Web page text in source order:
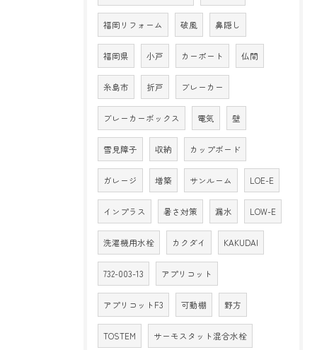
福岡リフォーム 破風 鼻隠し
福岡県 小戸 カーポート 仏間
糸島市 折戸 ブレーカー
ブレーカーボックス 電気 壁
雪見障子 収納 カップボード
ガレージ 増築 サンルーム LOE-E
インプラス 暑さ対策 漏水 LOW-E
洗濯機用水栓 カクダイ KAKUDAI
732-003-13 アプリコット
アプリコットF3 可動棚 野方
TOSTEM サーモスタット混合水栓